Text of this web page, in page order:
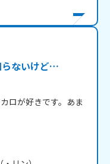
らないけど…
ロが好きです。あま